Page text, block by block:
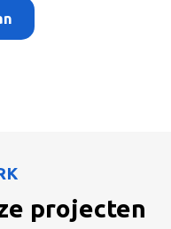
projecten